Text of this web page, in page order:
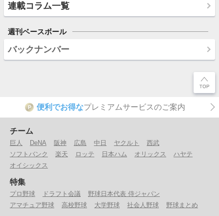
連載コラム一覧
週刊ベースボール
バックナンバー
P 便利でお得なプレミアムサービスのご案内
チーム
巨人 DeNA 阪神 広島 中日 ヤクルト
西武
ソフトバンク
楽天 ロッテ 日本ハム オリックス
ハヤテ
オイシックス
特集
プロ野球 ドラフト会議
野球日本代表 侍ジャパン
アマチュア野球
高校野球 大学野球 社会人野球 野球まとめ